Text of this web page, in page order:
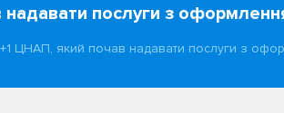
послуги з
ЦНАП, який почав надавати послуги з